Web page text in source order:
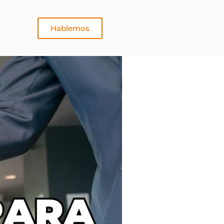
Hablemos